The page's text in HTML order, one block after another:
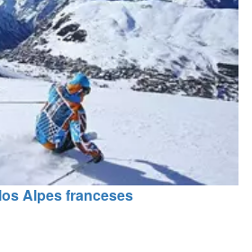
Alpes franceses